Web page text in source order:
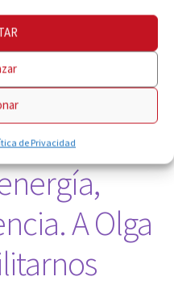
de Privacidad
Fin de
A todos
Zaria, por
A Olga